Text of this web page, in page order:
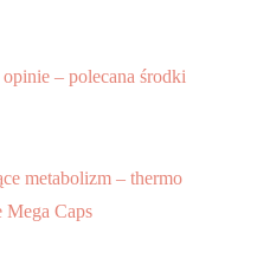
– polecana środki
metabolizm – thermo
Mega Caps